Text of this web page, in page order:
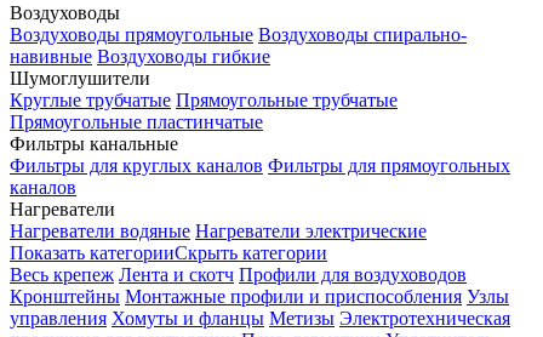
Воздуховоды
Воздуховоды прямоугольные Воздуховоды спирально-
навивные Воздуховоды гибкие
Шумоглушители
Круглые трубчатые Прямоугольные трубчатые
Прямоугольные пластинчатые
Фильтры канальные
Фильтры для круглых каналов Фильтры для прямоугольных
каналов
Нагреватели
Нагреватели водяные Нагреватели электрические
Показать категорииСкрыть категории
Весь крепеж Лента и скотч Профили для воздуховодов
Кронштейны Монтажные профили и приспособления Узлы
управления Хомуты и фланцы Метизы Электротехническая